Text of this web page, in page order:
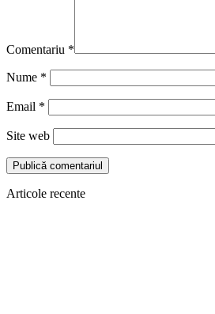
Comentariu *
Nume *
Email *
Site web
Articole recente